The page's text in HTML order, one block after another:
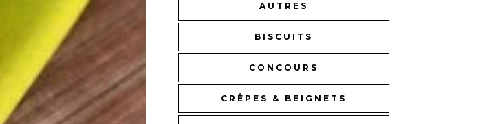
AUTRES
BISCUITS
CONCOURS
CRÊPES & BEIGNETS